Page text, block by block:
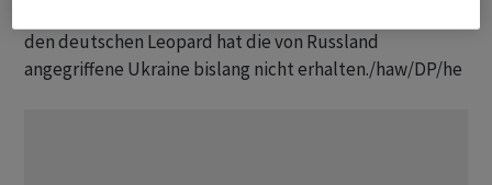
den deutschen Leopard hat die von Russland
angegriffene Ukraine bislang nicht erhalten./haw/DP/he